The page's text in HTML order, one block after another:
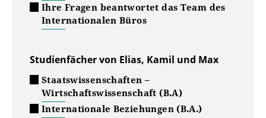
Ihre Fragen beantwortet das Team des
Internationalen Büros
Studienfächer von Elias, Kamil und Max
Staatswissenschaften –
Wirtschaftswissenschaft (B.A)
Internationale Beziehungen (B.A.)